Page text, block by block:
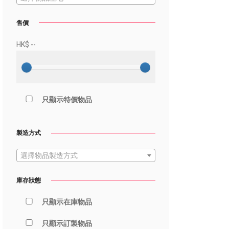
售價
HK$ --
只顯示特價物品
製造方式
選擇物品製造方式
庫存狀態
只顯示在庫物品
只顯示訂製物品